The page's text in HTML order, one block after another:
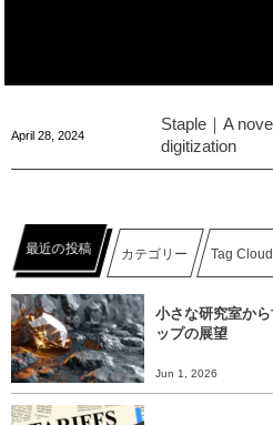
April 28 2024
Staple｜A
digitization
最近の投稿 カテゴリー Tag Cloud
小さな研究室か
ップの展望
Jun 1, 2026